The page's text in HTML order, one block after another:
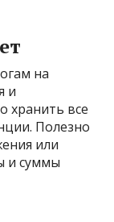
на
и
хранить все
Полезно
или
и суммы